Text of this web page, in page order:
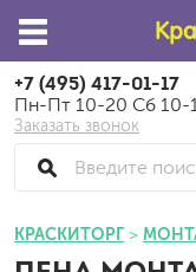
+7 (495) 417-01-17
Пн-Пт 10-20 Сб 10-
Заказать звонок
КРАСКИТОРГ